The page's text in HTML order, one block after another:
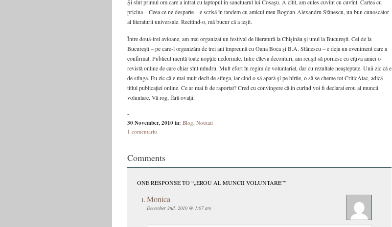
Şi sînt primul om care a intrat cu laptopul în sanctuarul lui Cosaşu. A citit, am cules cuvînt cu cuvînt. Cartea cu
pricina – Ceea ce ne desparte – e scrisă în tandem cu amicul meu Bogdan-Alexandru Stănescu, un bun cunoscător
al literaturii universale. Recitind-o, mă bucur că a ieşit.
Între două-trei avioane, am mai organizat un festival de literatură la Chişinău şi unul la Bucureşti. Cel de la
Bucureşti – pe care-l organizăm de trei ani împreună cu Oana Boca şi B.A. Stănescu – e deja un eveniment care a
confirmat. Publicul merită toate nopţile nedormite. Între cîteva deconturi, am reuşit să pornesc cu cîţiva amici o
revistă online de care chiar sînt mîndru. Mult efort în regim de voluntariat, dar cu rezultate neaşteptate. Unii zic că e
de stînga. Eu zic că e mai mult decît de stînga, iar cînd o să apară şi pe hîrtie, o să se cheme tot CriticAtac, adică
titlul publicaţiei online. Ce ar mai fi de raportat? Cred cu convingere că în curînd voi fi declarat erou al muncii
voluntare. Vă rog, fără ovaţii.
-
30 November, 2010in: Blog, Noutati
1 comentariu
Comments
ONE RESPONSE TO “„EROU AL MUNCII VOLUNTARE””
Monica
December 2nd, 2010 @ 1:07 am